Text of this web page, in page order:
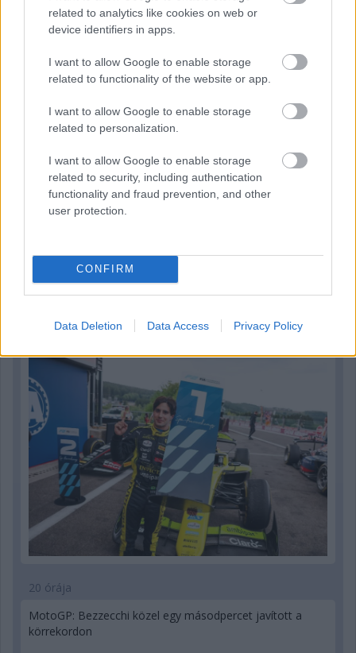
related to analytics like cookies on web or
device identifiers in apps.
I want to allow Google to enable storage
related to functionality of the website or app.
I want to allow Google to enable storage
related to personalization.
I want to allow Google to enable storage
related to security, including authentication
functionality and fraud prevention, and other
user protection.
CONFIRM
Data Deletion Data Access Privacy Policy
Az F1-es Német Nagydíj „mindenképpen megvalósul”
„Jó látni, hogy közel az álom” – Camara az F1-es
pletykákról
20 órája
MotoGP: Bezzecchi közel egy másodpercet javított a
körrekordon